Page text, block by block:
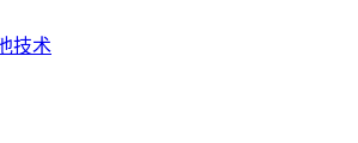
技术